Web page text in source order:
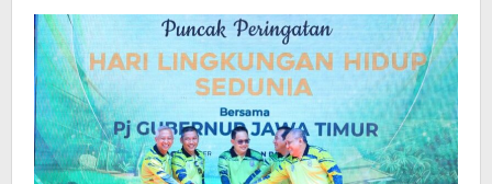
Provinsi
Jawa
Timur
Hukum